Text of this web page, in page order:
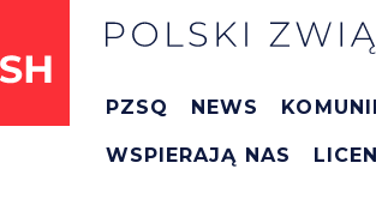
PZSQ NEWS
WSPIERAJĄ NAS